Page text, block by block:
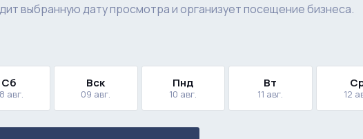
выбранную дату просмотра и организует посещение бизнеса.
Сб
авг.
Вск
09 авг.
Пнд
10 авг.
Вт
11 авг. 12